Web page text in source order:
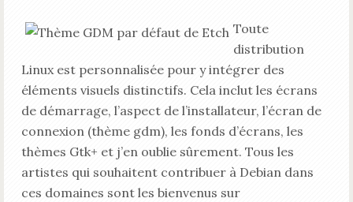
Toute
distribution
Linux est personnalisée pour y intégrer des
éléments visuels distinctifs. Cela inclut les écrans
de démarrage, l’aspect de l’installateur, l’écran de
connexion (thème gdm), les fonds d’écrans, les
thèmes Gtk+ et j’en oublie sûrement. Tous les
artistes qui souhaitent contribuer à Debian dans
ces domaines sont les bienvenus sur